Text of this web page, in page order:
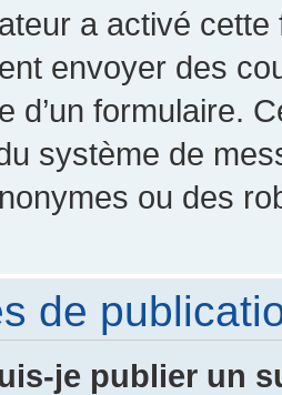
a activé
envoyer des
d’un formulaire.
système de
ou des
de
je publier un